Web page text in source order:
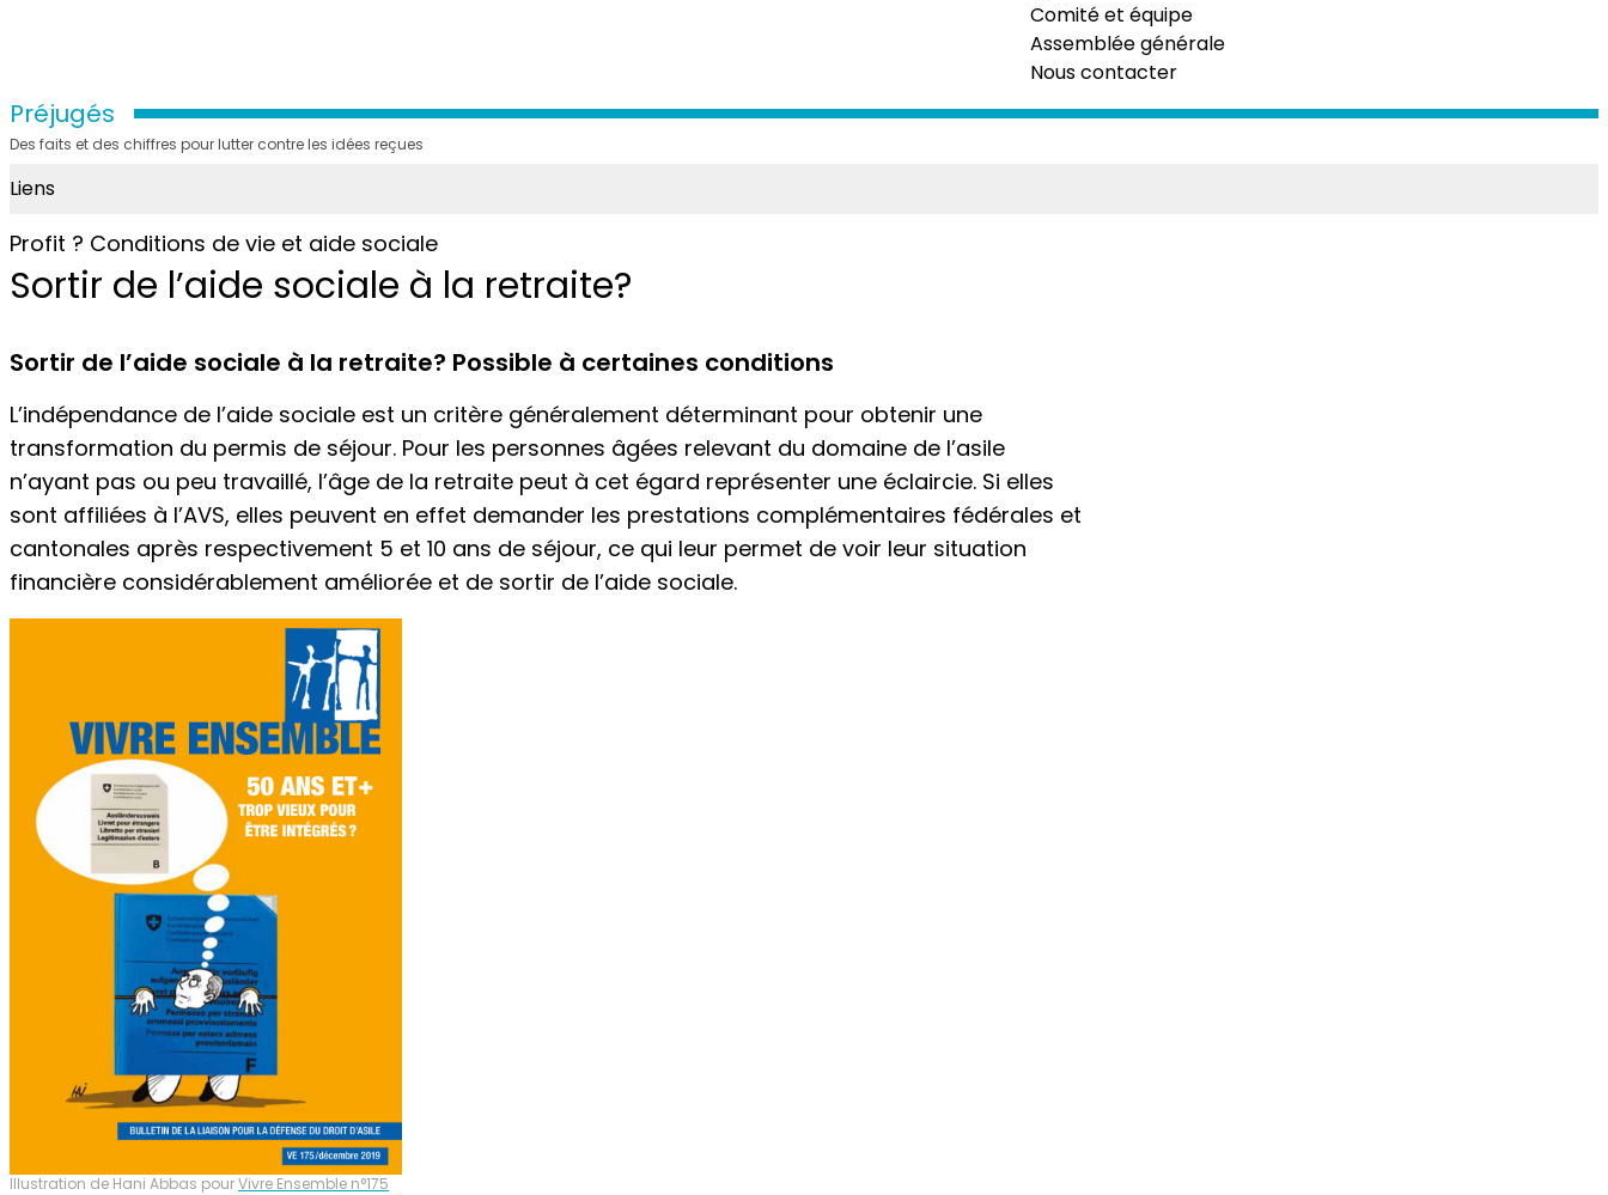
Comité et équipe
Assemblée générale
Nous contacter
Préjugés
Des faits et des chiffres pour lutter contre les idées reçues
Liens
Profit ? Conditions de vie et aide sociale
Sortir de l’aide sociale à la retraite?
Sortir de l’aide sociale à la retraite? Possible à certaines conditions
L’indépendance de l’aide sociale est un critère généralement déterminant pour obtenir une
transformation du permis de séjour. Pour les personnes âgées relevant du domaine de l’asile
n’ayant pas ou peu travaillé, l’âge de la retraite peut à cet égard représenter une éclaircie. Si elles
sont affiliées à l’AVS, elles peuvent en effet demander les prestations complémentaires fédérales et
cantonales après respectivement 5 et 10 ans de séjour, ce qui leur permet de voir leur situation
financière considérablement améliorée et de sortir de l’aide sociale.
Illustration de Hani Abbas pourVivre Ensemble n°175